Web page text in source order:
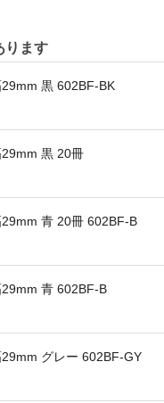
ります
黒 602BF-BK
黒 20冊
青 20冊 602BF-B
青 602BF-B
グレー 602BF-GY